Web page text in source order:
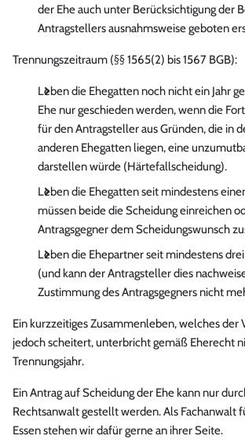
der Ehe auch unter Berücksichtigung der
Antragstellers ausnahmsweise geboten
Trennungszeitraum (§§ 1565(2) bis 1567 BGB):
Leben die Ehegatten noch nicht ein Jahr
Ehe nur geschieden werden, wenn die
für den Antragsteller aus Gründen, die in
anderen Ehegatten liegen, eine
darstellen würde (Härtefallscheidung).
Leben die Ehegatten seit mindestens
müssen beide die Scheidung einreichen
Antragsgegner dem Scheidungswunsch
Leben die Ehepartner seit mindestens
(und kann der Antragsteller dies
Zustimmung des Antragsgegners nicht
Ein kurzzeitiges Zusammenleben, welches der
jedoch scheitert, unterbricht gemäß Eherecht
Trennungsjahr.
Ein Antrag auf Scheidung der Ehe kann nur
Rechtsanwalt gestellt werden. Als Fachanwalt
Essen stehen wir dafür gerne an ihrer Seite.